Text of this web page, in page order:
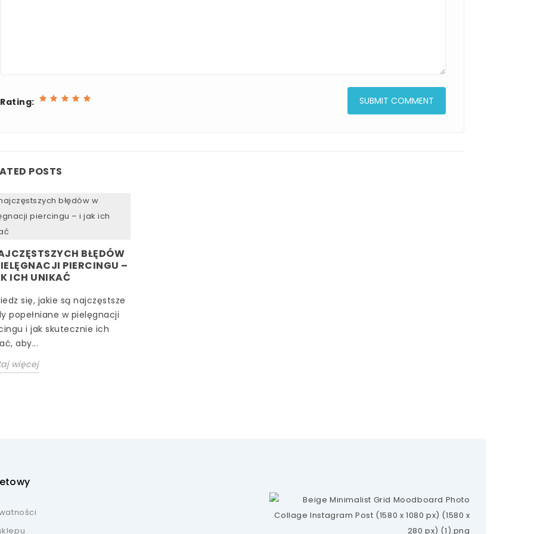
Rating:
POSTS
BŁĘDÓW
PIERCINGU –
ICH UNIKAĆ
się, jakie są najczęstsze
popełniane w pielęgnacji
i jak skutecznie ich
aby...
więcej